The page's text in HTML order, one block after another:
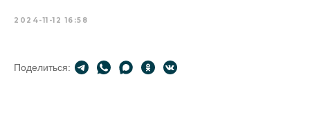
2024-11-12 16:58
Поделиться: